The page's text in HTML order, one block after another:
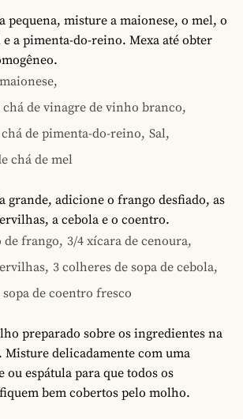
pequena, misture a maionese, o mel, o
a pimenta-do-reino. Mexa até obter
chá de vinagre de vinho branco,
de pimenta-do-reino, Sal,
chá de mel
grande, adicione o frango desfiado, as
a cebola e o coentro.
de frango, 3/4 xícara de cenoura,
3 colheres de sopa de cebola,
de coentro fresco
preparado sobre os ingredientes na
Misture delicadamente com uma
ou espátula para que todos os
bem cobertos pelo molho.